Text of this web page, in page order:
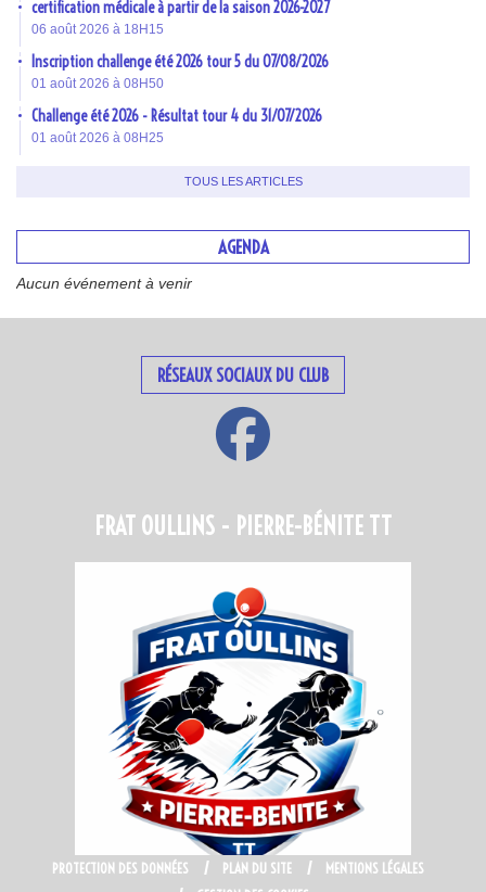
certification médicale à partir de la saison 2026-2027
06 août 2026 à 18H15
Inscription challenge été 2026 tour 5 du 07/08/2026
01 août 2026 à 08H50
Challenge été 2026 - Résultat tour 4 du 31/07/2026
01 août 2026 à 08H25
TOUS LES ARTICLES
AGENDA
Aucun événement à venir
RÉSEAUX SOCIAUX DU CLUB
FRAT OULLINS - PIERRE-BÉNITE TT
PROTECTION DES DONNÉES PLAN DU SITE
MENTIONS LÉGALES